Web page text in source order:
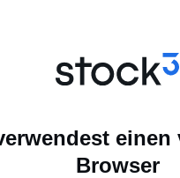
einen
Browser